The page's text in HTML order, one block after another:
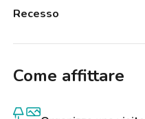
Recesso
Come affittare